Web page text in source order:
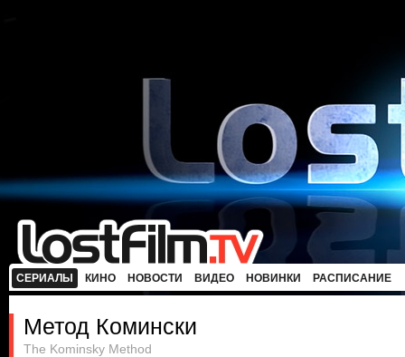
СЕРИАЛЫ КИНО НОВОСТИ ВИДЕО НОВИНКИ РАСПИСАНИЕ
Метод Комински
The Kominsky Method